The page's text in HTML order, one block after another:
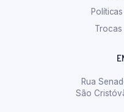
Rua
São